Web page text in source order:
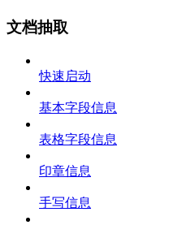
文档抽取
快速启动
基本字段信息
表格字段信息
印章信息
手写信息